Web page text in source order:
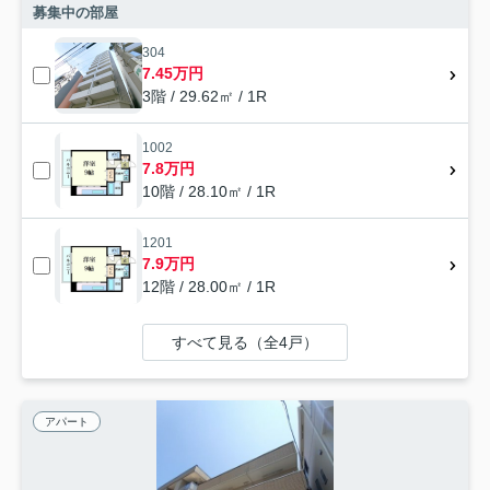
募集中の部屋
304
7.45万円
3階 / 29.62㎡ / 1R
1002
7.8万円
10階 / 28.10㎡ / 1R
1201
7.9万円
12階 / 28.00㎡ / 1R
すべて見る（全4戸）
アパート